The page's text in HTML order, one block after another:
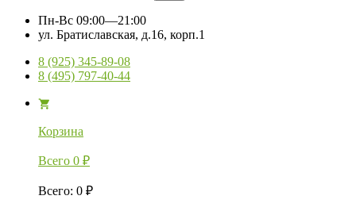
Пн-Вс 09:00—21:00
ул. Братиславская, д.16, корп.1
8 (925) 345-89-08
8 (495) 797-40-44
Корзина
Всего 0 ₽
Всего: 0 ₽